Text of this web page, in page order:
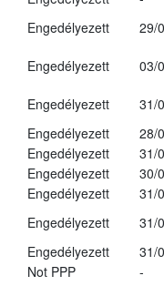
Engedélyezett
29/
Engedélyezett
03/
Engedélyezett
31/
Engedélyezett
28/
Engedélyezett
31/
Engedélyezett
30/
Engedélyezett
31/
Engedélyezett
31/
Engedélyezett
31/
Not PPP
-